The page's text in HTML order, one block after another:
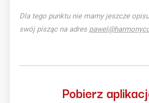
Dla tego punktu nie mamy jeszcze
swój pisząc na adres
Pobierz